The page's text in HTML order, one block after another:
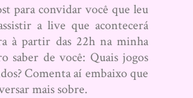
para convidar você que leu
a live que acontecerá
à partir das 22h na minha
saber de você: Quais jogos
Comenta aí embaixo que
mais sobre.